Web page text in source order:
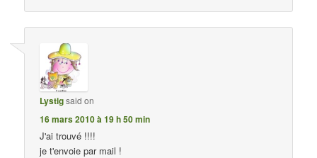
Lystigsaid on
16 mars 2010 à 19 h 50 min
J'ai trouvé !!!!
je t'envoie par mail !